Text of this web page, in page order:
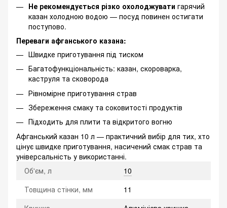
Не рекомендується різко охолоджувати гарячий
казан холодною водою — посуд повинен остигати
поступово.
Переваги афганського казана:
Швидке приготування під тиском
Багатофункціональність: казан, скороварка,
каструля та сковорода
Рівномірне приготування страв
Збереження смаку та соковитості продуктів
Підходить для плити та відкритого вогню
Афганський казан 10 л — практичний вибір для тих, хто
цінує швидке приготування, насичений смак страв та
універсальність у використанні.
Об'єм, л
10
Товщина стінки, мм
11